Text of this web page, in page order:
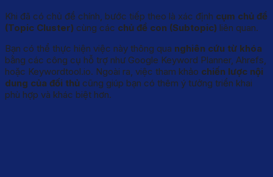
Khi đã có chủ đề chính, bước tiếp theo là xác định cụm chủ đề
(Topic Cluster) cùng các chủ đề con (Subtopic) liên quan.
Bạn có thể thực hiện việc này thông qua nghiên cứu từ khóa
bằng các công cụ hỗ trợ như Google Keyword Planner, Ahrefs,
hoặc Keywordtool.io. Ngoài ra, việc tham khảo chiến lược nội
dung của đối thủ cũng giúp bạn có thêm ý tưởng triển khai
phù hợp và khác biệt hơn.